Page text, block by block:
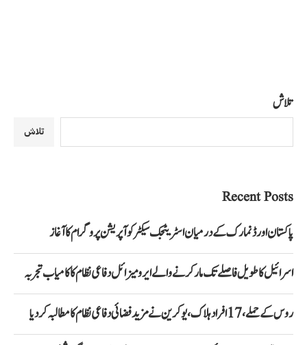
تلاش
تلاش
Recent Posts
پاکستان اور ڈنمارک کے درمیان اسٹریٹجک سیکٹر کوآپریشن پروگرام کا آغاز
اسرائیل کا طویل فاصلے تک مار کرنے والے ایرو میزائل دفاعی نظام کا کامیاب تجربہ
روس کے حملے، 17 افراد ہلاک، یوکرین نے مزید فضائی دفاعی نظام کا مطالبہ کر دیا